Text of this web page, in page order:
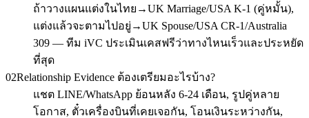
ถ้าวางแผนแต่งในไทย→UK Marriage/USA K-1 (คู่หมั้น),
แต่งแล้วจะตามไปอยู่→UK Spouse/USA CR-1/Australia
309 — ทีม iVC ประเมินเคสฟรีว่าทางไหนเร็วและประหยัด
ที่สุด
02Relationship Evidence ต้องเตรียมอะไรบ้าง?
แชต LINE/WhatsApp ย้อนหลัง 6-24 เดือน, รูปคู่หลาย
โอกาส, ตั๋วเครื่องบินที่เคยเจอกัน, โอนเงินระหว่างกัน,